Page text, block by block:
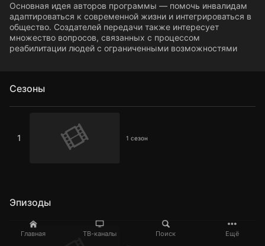
Главная ТВ-каналы Поиск Ещё
Основная идея авторов программы — помочь инвалидам
адаптироваться к современной жизни и интегрироваться в
общество. Создателей передачи также интересует
множество вопросов, связанных с процессом
реабилитации людей с ограниченными возможностями
Сезоны
1 1 сезон
Эпизоды
Доступность среды глазами человека с инвалидностью